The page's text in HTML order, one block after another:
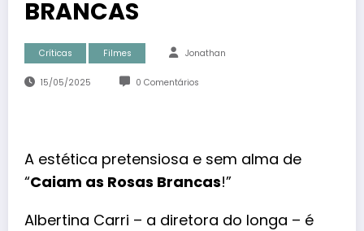
BRANCAS
Críticas Filmes Jonathan
15/05/2025 0 Comentários
A estética pretensiosa e sem alma de
“Caiam as Rosas Brancas!”
Albertina Carri – a diretora do longa – é